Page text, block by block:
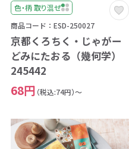
色・柄 取り混ぜ
商品コード：ESD-250027
京都くろちく・じゃがー
どみにたおる（幾何学）
245442
68円 （税込:74円）～